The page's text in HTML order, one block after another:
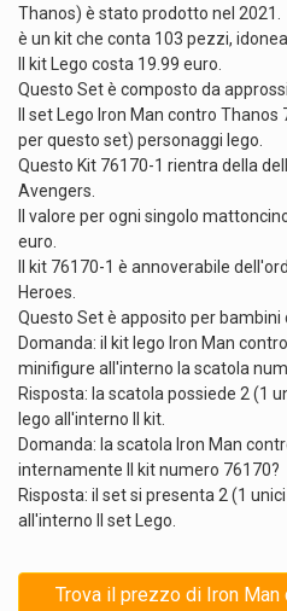
Thanos) è stato prodotto nel 2021.
è un kit che conta 103 pezzi,
Il kit Lego costa 19.99 euro.
Questo Set è composto da
Il set Lego Iron Man contro
per questo set) personaggi lego.
Questo Kit 76170-1 rientra della
Avengers.
Il valore per ogni singolo
euro.
Il kit 76170-1 è annoverabile
Heroes.
Questo Set è apposito per bambini
Domanda: il kit lego Iron Man
minifigure all'interno la scatola
Risposta: la scatola possiede 2 (1
lego all'interno Il kit.
Domanda: la scatola Iron Man
internamente Il kit numero 76170?
Risposta: il set si presenta 2 (1
all'interno Il set Lego.
Trova il prezzo di Iron